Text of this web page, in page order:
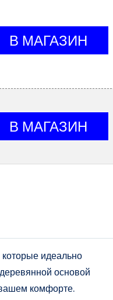
идеально
основой
комфорте.